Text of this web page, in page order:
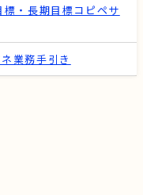
・長期目標コピペサ
業務手引き